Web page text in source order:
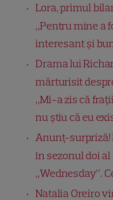
Lora, primul
„Pentru mine a
interesant şi
Drama lui
mărturisit
„Mi-a zis că
nu știu că eu
Anunț-surpriză!
în sezonul doi
„Wednesday”.
Natalia Oreiro